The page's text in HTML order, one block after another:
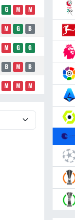
G M M
M G B
M G G
B M B
M M M